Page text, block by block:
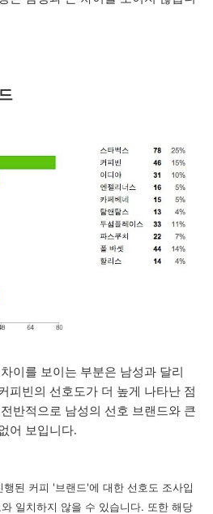
이를 보이는 부분은 남성과 달리
피빈의 선호도가 더 높게 나타난 점
반적으로 남성의 선호 브랜드와 큰
어 보입니다.
된 커피 '브랜드'에 대한 선호도 조사입
일치하지 않을 수 있습니다. 또한 해당